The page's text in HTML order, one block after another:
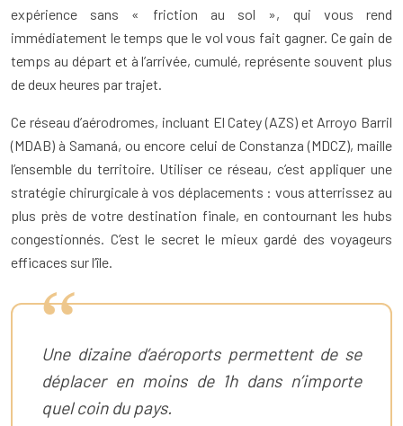
expérience sans « friction au sol », qui vous rend
immédiatement le temps que le vol vous fait gagner. Ce gain de
temps au départ et à l’arrivée, cumulé, représente souvent plus
de deux heures par trajet.
Ce réseau d’aérodromes, incluant El Catey (AZS) et Arroyo Barril
(MDAB) à Samaná, ou encore celui de Constanza (MDCZ), maille
l’ensemble du territoire. Utiliser ce réseau, c’est appliquer une
stratégie chirurgicale à vos déplacements : vous atterrissez au
plus près de votre destination finale, en contournant les hubs
congestionnés. C’est le secret le mieux gardé des voyageurs
efficaces sur l’île.
Une dizaine d’aéroports permettent de se
déplacer en moins de 1h dans n’importe
quel coin du pays.